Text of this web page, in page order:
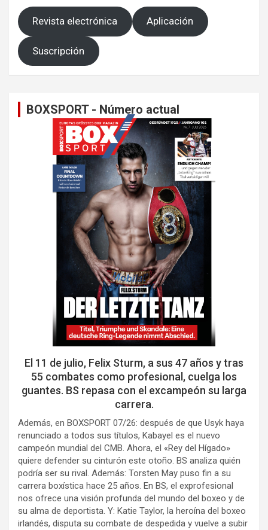
Revista electrónica Aplicación
Suscripción
BOXSPORT - Número actual
El 11 de julio, Felix Sturm, a sus 47 años y tras
55 combates como profesional, cuelga los
guantes. BS repasa con el excampeón su larga
carrera.
Además, en BOXSPORT 07/26: después de que Usyk haya
renunciado a todos sus títulos, Kabayel es el nuevo
campeón mundial del CMB. Ahora, el «Rey del Hígado»
quiere defender su cinturón este otoño. BS analiza quién
podría ser su rival. Además: Torsten May puso fin a su
carrera boxística hace 25 años. En BS, el exprofesional
nos ofrece una visión profunda del mundo del boxeo y de
su alma de deportista. Y: Katie Taylor, la heroína del boxeo
irlandés, disputa su combate de despedida y vuelve a subir